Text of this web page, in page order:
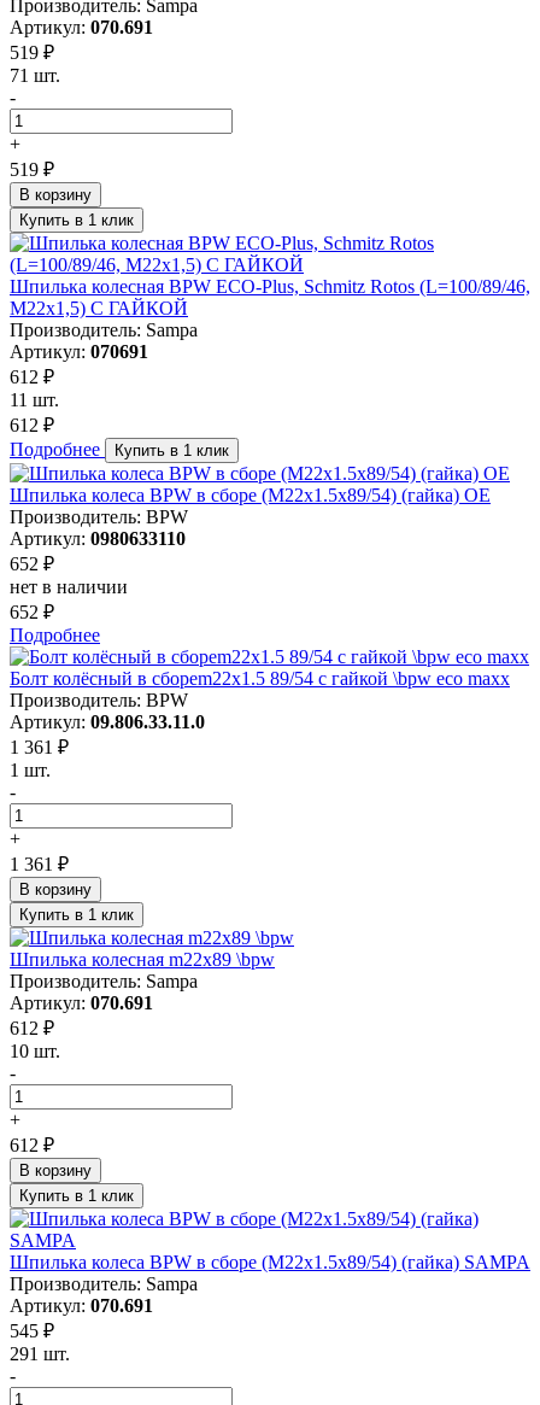
Производитель: Sampa
Артикул: 070.691
519 ₽
71 шт.
-
+
519 ₽
В корзину
Купить в 1 клик
Шпилька колесная BPW ECO-Plus, Schmitz Rotos (L=100/89/46,
M22x1,5) С ГАЙКОЙ
Производитель: Sampa
Артикул: 070691
612 ₽
11 шт.
612 ₽
Подробнее
Купить в 1 клик
Шпилька колеса BPW в сборе (M22x1.5x89/54) (гайка) OE
Производитель: BPW
Артикул: 0980633110
652 ₽
нет в наличии
652 ₽
Подробнее
Болт колёсный в сбореm22x1.5 89/54 с гайкой \bpw eco maxx
Производитель: BPW
Артикул: 09.806.33.11.0
1 361 ₽
1 шт.
-
+
1 361 ₽
В корзину
Купить в 1 клик
Шпилька колесная m22x89 \bpw
Производитель: Sampa
Артикул: 070.691
612 ₽
10 шт.
-
+
612 ₽
В корзину
Купить в 1 клик
Шпилька колеса BPW в сборе (M22x1.5x89/54) (гайка) SAMPA
Производитель: Sampa
Артикул: 070.691
545 ₽
291 шт.
-